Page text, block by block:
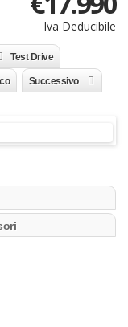
Iva Deducibile
Test Drive
Successivo